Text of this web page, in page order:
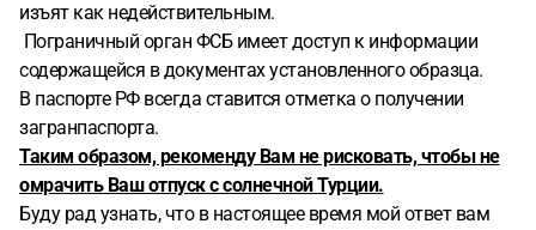
изъят как недействительным.
Пограничный орган ФСБ имеет доступ к информации
содержащейся в документах установленного образца.
В паспорте РФ всегда ставится отметка о получении
загранпаспорта.
Таким образом, рекоменду Вам не рисковать, чтобы не
омрачить Ваш отпуск с солнечной Турции.
Буду рад узнать, что в настоящее время мой ответ вам